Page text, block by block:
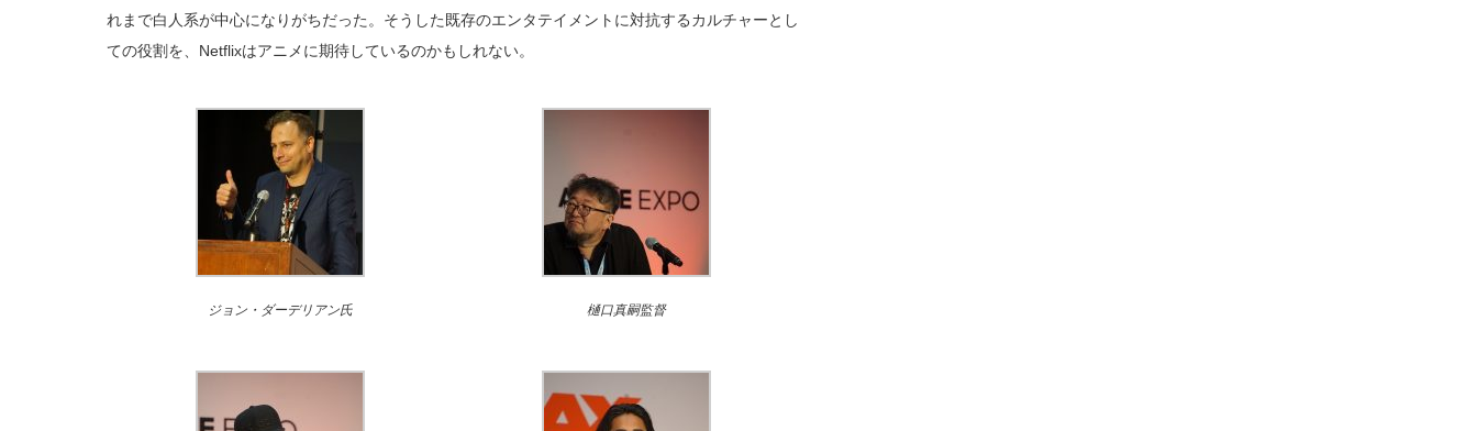
れまで白人系が中心になりがちだった。そうした既存のエンタテイメントに対抗するカルチャーとし
ての役割を、Netflixはアニメに期待しているのかもしれない。
ジョン・ダーデリアン氏 樋口真嗣監督